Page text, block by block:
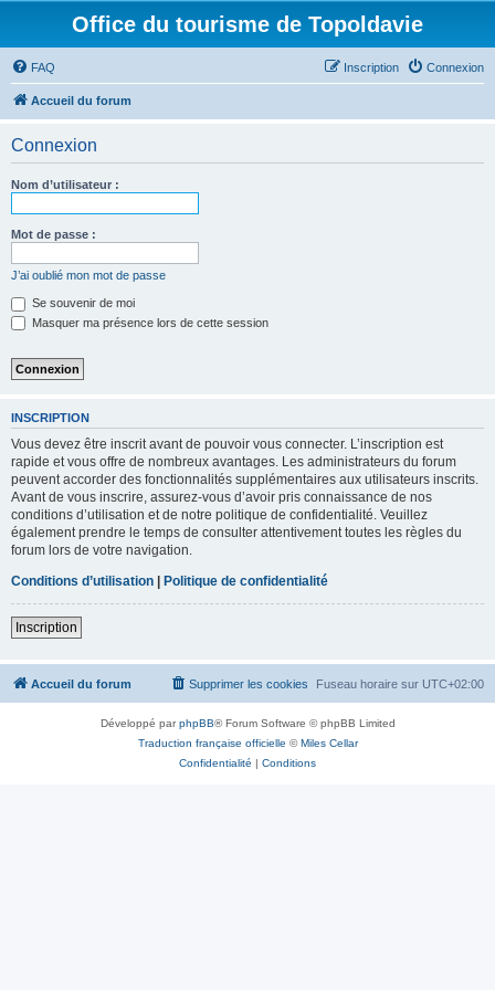
Office du tourisme de Topoldavie
FAQ Connexion
Inscription
Accueil du forum
Connexion
Nom d’utilisateur :
Mot de passe :
J’ai oublié mon mot de passe
Se souvenir de moi
Masquer ma présence lors de cette session
INSCRIPTION
Vous devez être inscrit avant de pouvoir vous connecter. L’inscription est
rapide et vous offre de nombreux avantages. Les administrateurs du forum
peuvent accorder des fonctionnalités supplémentaires aux utilisateurs inscrits.
Avant de vous inscrire, assurez-vous d’avoir pris connaissance de nos
conditions d’utilisation et de notre politique de confidentialité. Veuillez
également prendre le temps de consulter attentivement toutes les règles du
forum lors de votre navigation.
Conditions d’utilisation | Politique de confidentialité
Inscription
Accueil du forum Fuseau horaire sur UTC+02:00
Supprimer les cookies
Développé parphpBB® Forum Software © phpBB Limited
Traduction française officielle ©Miles Cellar
Confidentialité | Conditions